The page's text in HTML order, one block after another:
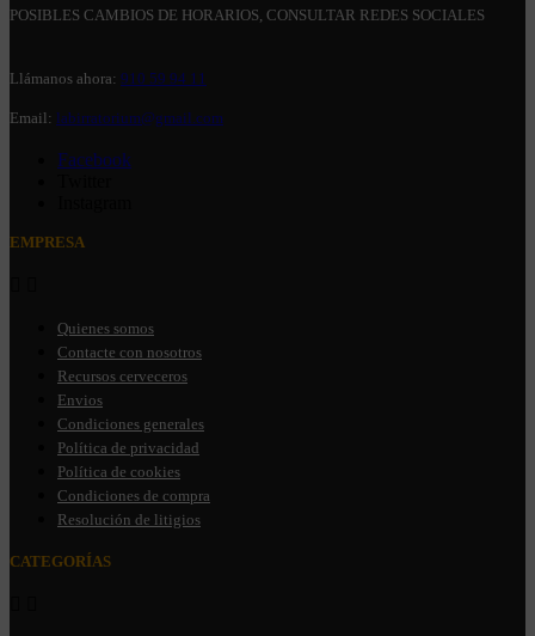
POSIBLES CAMBIOS DE HORARIOS, CONSULTAR REDES SOCIALES
Llámanos ahora: 910 59 94 11
Email: labirratorium@gmail.com
Facebook
EMPRESA
Quienes somos
Contacte con nosotros
Recursos cerveceros
Envios
Condiciones generales
Política de privacidad
Política de cookies
Condiciones de compra
Resolución de litigios
CATEGORÍAS